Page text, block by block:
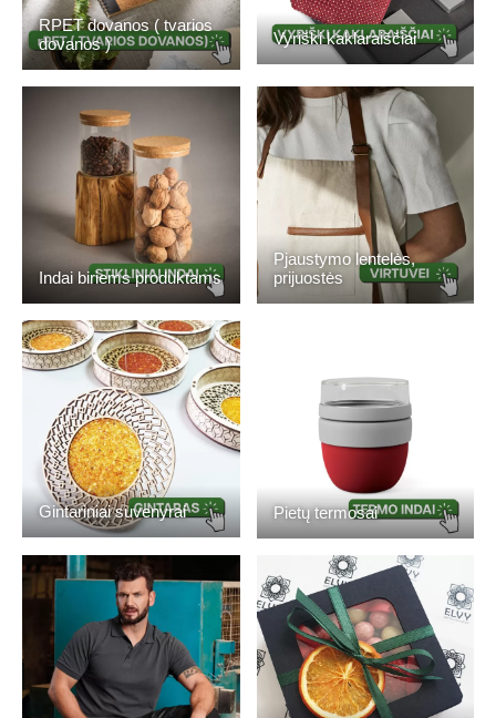
RPET dovanos ( tvarios
dovanos )
Vyriški kaklaraiščiai
Indai biriems produktams
Pjaustymo lentelės,
prijuostės
Gintariniai suvenyrai Pietų termosai